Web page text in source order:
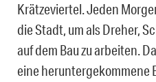
Krätzeviertel. Jeden
die Stadt, um als Dreher,
auf dem Bau zu arbeiten.
eine heruntergekommene